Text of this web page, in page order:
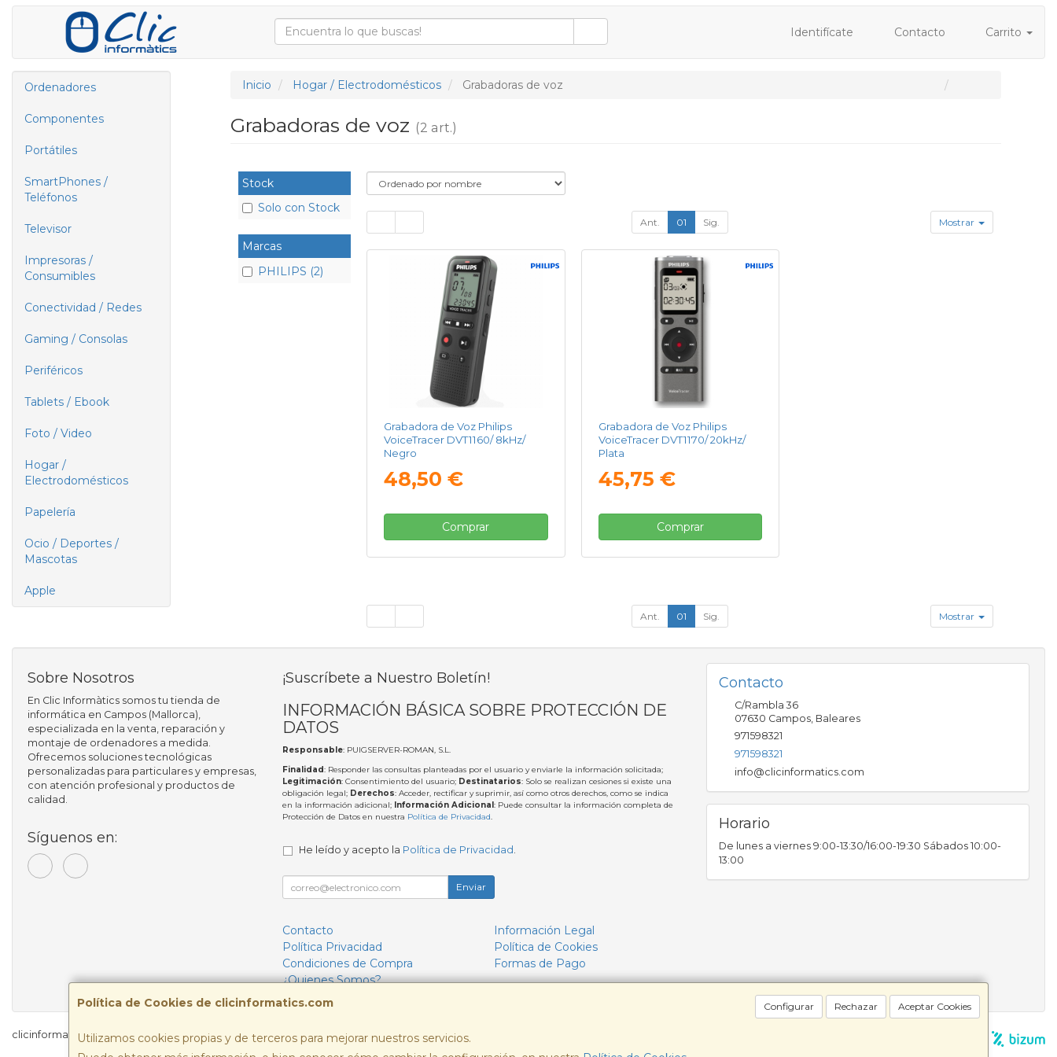
Identifícate Contacto Carrito
Ordenadores
Componentes
Portátiles
SmartPhones /
Teléfonos
Televisor
Impresoras /
Consumibles
Conectividad / Redes
Gaming / Consolas
Periféricos
Tablets / Ebook
Foto / Video
Hogar /
Electrodomésticos
Papelería
Ocio / Deportes /
Mascotas
Apple
Inicio Hogar / Electrodomésticos Grabadoras de voz
Grabadoras de voz (2 art.)
Stock
Solo con Stock
Marcas
PHILIPS (2)
Ant. 01 Sig. Mostrar
Grabadora de Voz Philips
VoiceTracer DVT1160/ 8kHz/
Negro
48,50 €
Comprar
Grabadora de Voz Philips
VoiceTracer DVT1170/ 20kHz/
Plata
45,75 €
Comprar
Ant. 01 Sig. Mostrar
Política de Cookies de clicinformatics.com Configurar Rechazar Aceptar Cookies
Utilizamos cookies propias y de terceros para mejorar nuestros servicios.
Sobre Nosotros
En Clic Informàtics somos tu tienda de
informática en Campos (Mallorca),
especializada en la venta, reparación y
montaje de ordenadores a medida.
Ofrecemos soluciones tecnológicas
personalizadas para particulares y empresas,
con atención profesional y productos de
calidad.
Síguenos en:
¡Suscríbete a Nuestro Boletín!
INFORMACIÓN BÁSICA SOBRE PROTECCIÓN DE
DATOS
Responsable: PUIGSERVER-ROMAN, S.L.
Finalidad: Responder las consultas planteadas por el usuario y enviarle la información solicitada;
Legitimación: Consentimiento del usuario; Destinatarios: Solo se realizan cesiones si existe una
obligación legal; Derechos: Acceder, rectificar y suprimir, así como otros derechos, como se indica
en la información adicional; Información Adicional : Puede consultar la información completa de
Protección de Datos en nuestra Política de Privacidad.
He leído y acepto la Política de Privacidad .
Enviar
Contacto
Información Legal
Política Privacidad
Política de Cookies
Condiciones de Compra
Formas de Pago
¿Quienes Somos?
Contacto
C/Rambla 36
07630 Campos, Baleares
971598321
971598321
info@clicinformatics.com
Horario
De lunes a viernes 9:00-13:30/16:00-19:30 Sábados 10:00-
13:00
clicinformatics.com © 2026